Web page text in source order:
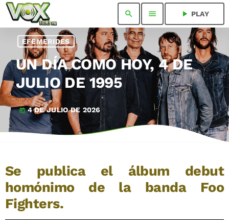
search menu play_arrow PLAY
EFEMERIDES
UN DÍA COMO HOY, 4 DE
JULIO DE 1995
today 4 DE JULIO DE 2026
Se publica el álbum debut
homónimo de la banda Foo
Fighters.